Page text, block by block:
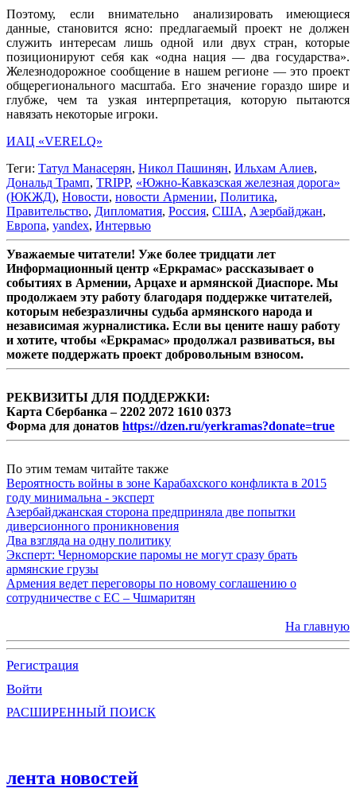
Поэтому, если внимательно анализировать имеющиеся
данные, становится ясно: предлагаемый проект не должен
служить интересам лишь одной или двух стран, которые
позиционируют себя как «одна нация — два государства».
Железнодорожное сообщение в нашем регионе — это проект
общерегионального масштаба. Его значение гораздо шире и
глубже, чем та узкая интерпретация, которую пытаются
навязать некоторые игроки.
ИАЦ «VERELQ»
Теги: Татул Манасерян, Никол Пашинян, Ильхам Алиев,
Дональд Трамп, TRIPP, «Южно-Кавказская железная дорога»
(ЮКЖД), Новости, новости Армении, Политика,
Правительство, Дипломатия, Россия, США, Азербайджан,
Европа, yandex, Интервью
Уважаемые читатели! Уже более тридцати лет
Информационный центр «Еркрамас» рассказывает о
событиях в Армении, Арцахе и армянской Диаспоре. Мы
продолжаем эту работу благодаря поддержке читателей,
которым небезразличны судьба армянского народа и
независимая журналистика. Если вы цените нашу работу
и хотите, чтобы «Еркрамас» продолжал развиваться, вы
можете поддержать проект добровольным взносом.
РЕКВИЗИТЫ ДЛЯ ПОДДЕРЖКИ:
Карта Сбербанка – 2202 2072 1610 0373
Форма для донатов https://dzen.ru/yerkramas?donate=true
По этим темам читайте также
Вероятность войны в зоне Карабахского конфликта в 2015
году минимальна - эксперт
Азербайджанская сторона предприняла две попытки
диверсионного проникновения
Два взгляда на одну политику
Эксперт: Черноморские паромы не могут сразу брать
армянские грузы
Армения ведет переговоры по новому соглашению о
сотрудничестве с ЕС – Чшмаритян
На главную
Регистрация
Войти
РАСШИРЕННЫЙ ПОИСК
лента новостей